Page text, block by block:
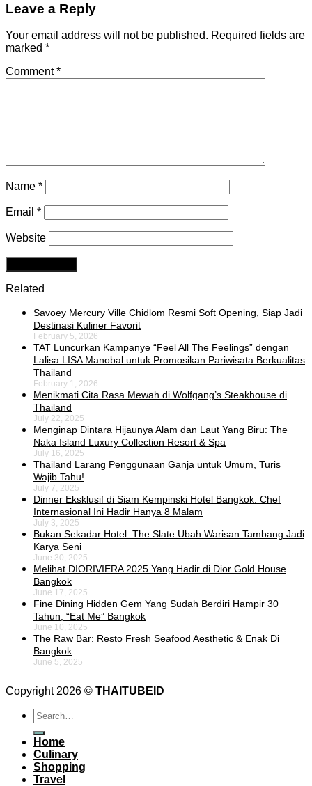
Leave a Reply
Your email address will not be published. Required fields are
marked *
Comment*
Name *
Email *
Website
Related
Savoey Mercury Ville Chidlom Resmi Soft Opening, Siap Jadi
Destinasi Kuliner Favorit
February 5, 2026
TAT Luncurkan Kampanye “Feel All The Feelings” dengan
Lalisa LISA Manobal untuk Promosikan Pariwisata Berkualitas
Thailand
February 1, 2026
Menikmati Cita Rasa Mewah di Wolfgang’s Steakhouse di
Thailand
July 22, 2025
Menginap Dintara Hijaunya Alam dan Laut Yang Biru: The
Naka Island Luxury Collection Resort & Spa
July 16, 2025
Thailand Larang Penggunaan Ganja untuk Umum, Turis
Wajib Tahu!
July 7, 2025
Dinner Eksklusif di Siam Kempinski Hotel Bangkok: Chef
Internasional Ini Hadir Hanya 8 Malam
July 3, 2025
Bukan Sekadar Hotel: The Slate Ubah Warisan Tambang Jadi
Karya Seni
June 30, 2025
Melihat DIORIVIERA 2025 Yang Hadir di Dior Gold House
Bangkok
June 17, 2025
Fine Dining Hidden Gem Yang Sudah Berdiri Hampir 30
Tahun, “Eat Me” Bangkok
June 10, 2025
The Raw Bar: Resto Fresh Seafood Aesthetic & Enak Di
Bangkok
June 5, 2025
Copyright 2026 © THAITUBEID
Home
Culinary
Shopping
Travel